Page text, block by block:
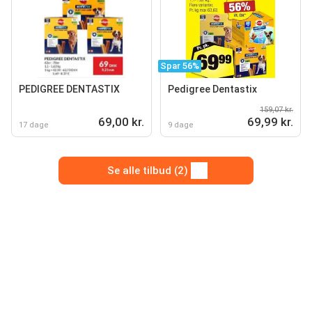
PEDIGREE DENTASTIX
17 dage 69,00 kr.
Spar 56%
Pedigree Dentastix
9 dage
159,07 kr.
69,99 kr.
Se alle tilbud (2)